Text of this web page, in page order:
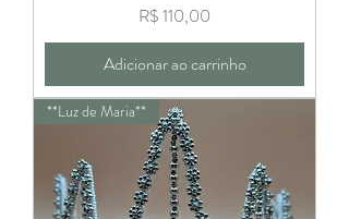
Preço
R$ 110,00
Adicionar ao carrinho
**Luz de Maria**